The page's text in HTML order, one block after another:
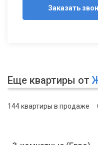
Заказать
Еще квартиры от
144 квартиры в продаже